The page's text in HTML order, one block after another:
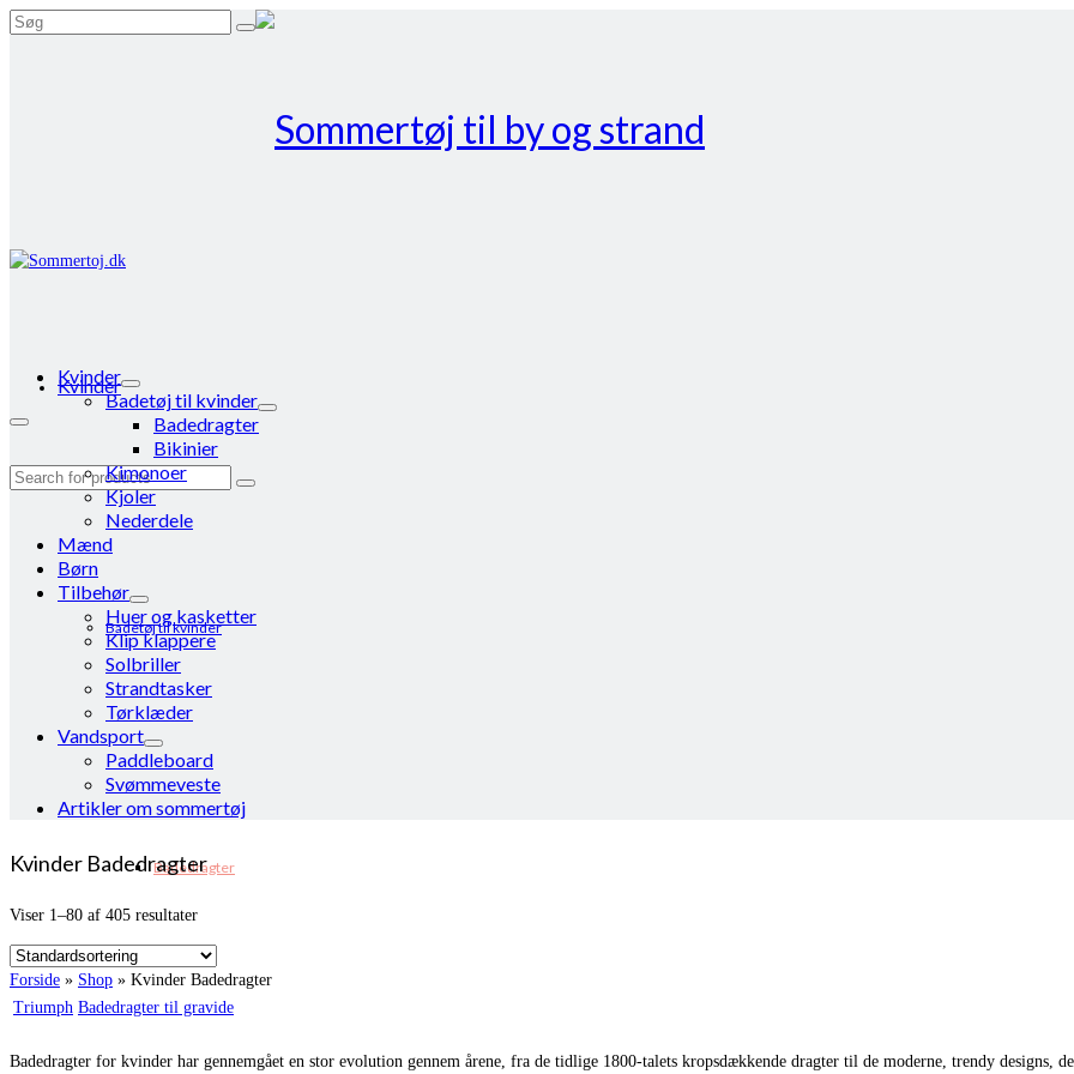
Search
Kvinder
Badetøj til kvinder
Badedragter
Search
Kvinder
Badetøj til kvinder
Badedragter
Bikinier
Kimonoer
Kjoler
Nederdele
Mænd
Børn
Tilbehør
Huer og kasketter
Klip klappere
Solbriller
Strandtasker
Tørklæder
Vandsport
Paddleboard
Svømmeveste
Artikler om sommertøj
Kvinder Badedragter
Viser 1–80 af 405 resultater
Forside » Shop » Kvinder Badedragter
Triumph Badedragter til gravide
Badedragter for kvinder har gennemgået en stor evolution gennem årene, fra de tidlige 1800-talets kropsdækkende dragter til de moderne, trendy designs,